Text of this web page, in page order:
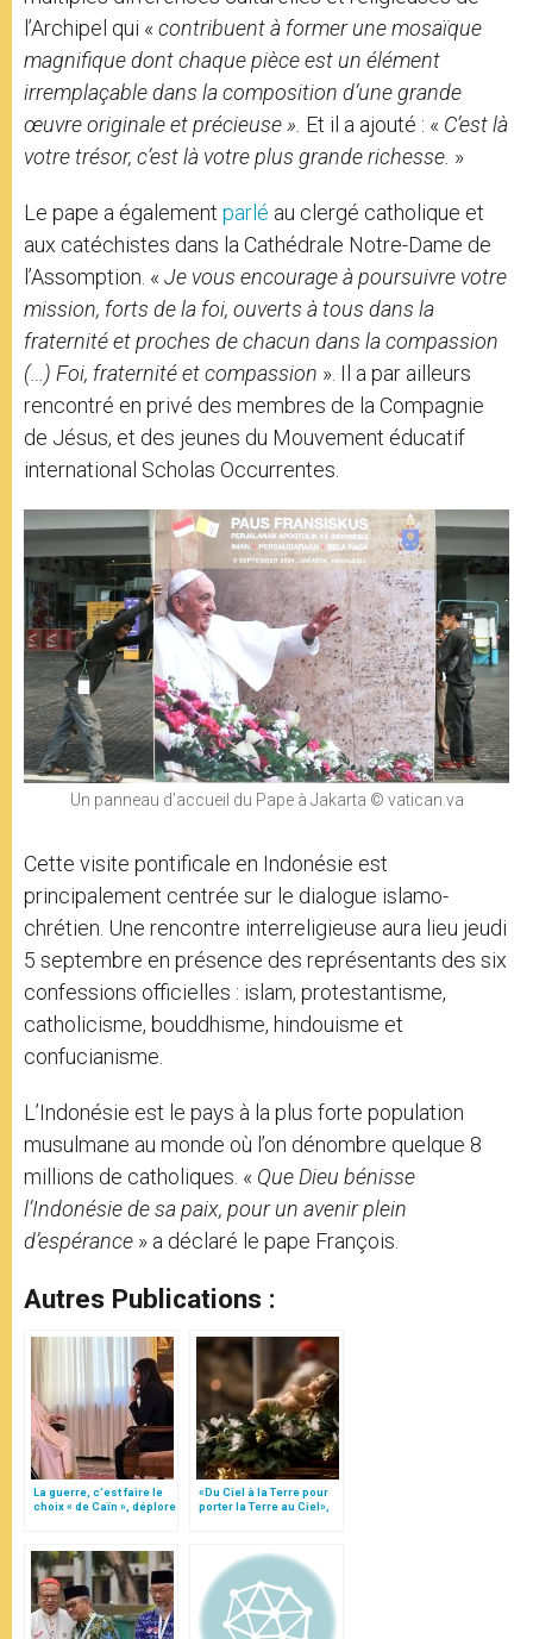
l’Archipel qui « contribuent à former une mosaïque
magnifique dont chaque pièce est un élément
irremplaçable dans la composition d’une grande
œuvre originale et précieuse ». Et il a ajouté : « C’est là
votre trésor, c’est là votre plus grande richesse. »
Le pape a également parlé au clergé catholique et
aux catéchistes dans la Cathédrale Notre-Dame de
l’Assomption. « Je vous encourage à poursuivre votre
mission, forts de la foi, ouverts à tous dans la
fraternité et proches de chacun dans la compassion
(…) Foi, fraternité et compassion ». Il a par ailleurs
rencontré en privé des membres de la Compagnie
de Jésus, et des jeunes du Mouvement éducatif
international Scholas Occurrentes.
Un panneau d’accueil du Pape à Jakarta © vatican.va
Cette visite pontificale en Indonésie est
principalement centrée sur le dialogue islamo-
chrétien. Une rencontre interreligieuse aura lieu jeudi
5 septembre en présence des représentants des six
confessions officielles : islam, protestantisme,
catholicisme, bouddhisme, hindouisme et
confucianisme.
L’Indonésie est le pays à la plus forte population
musulmane au monde où l’on dénombre quelque 8
millions de catholiques. « Que Dieu bénisse
l’Indonésie de sa paix, pour un avenir plein
d’espérance » a déclaré le pape François.
Autres Publications :
La guerre, c’est faire le
choix « de Caïn », déplore
«Du Ciel à la Terre pour
porter la Terre au Ciel»,